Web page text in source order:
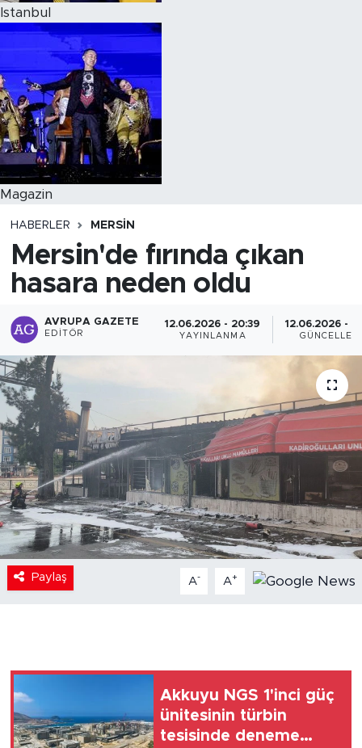
Istanbul
Magazin
HABERLER MERSIN
Mersin'de fırında çıkan
hasara neden oldu
AVRUPA GAZETE
EDITÖR
12.06.2026 - 20:39
YAYINLANMA
12.06.2026 -
Paylaş A- A+
Akkuyu NGS 1'inci güç
ünitesinin türbin
tesisinde deneme